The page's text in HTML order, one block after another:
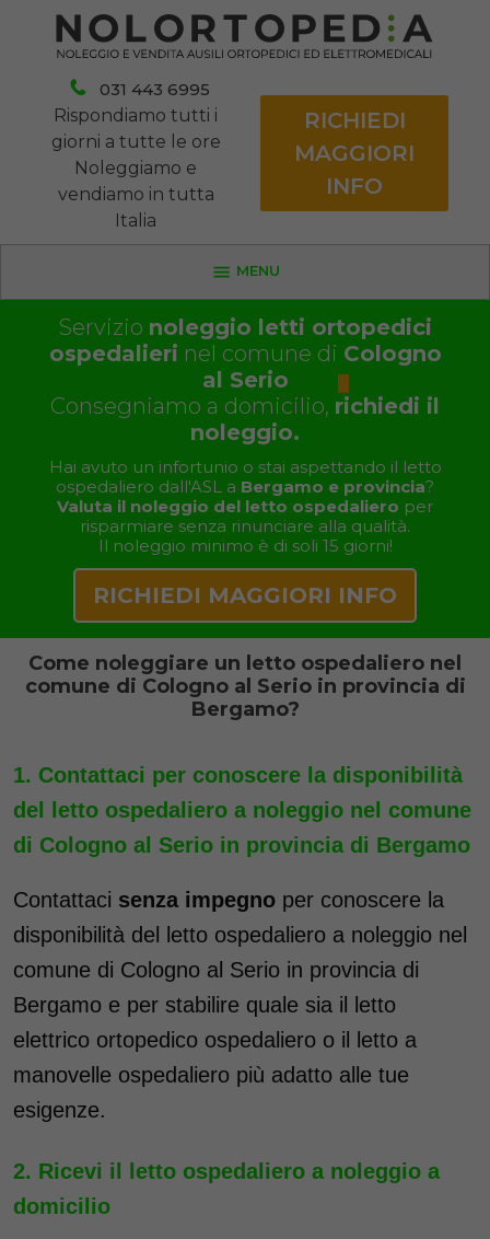
031 443 6995
Rispondiamo tutti i
giorni a tutte le ore
Noleggiamo e
vendiamo in tutta
Italia
RICHIEDI
MAGGIORI
INFO
MENU
Servizio noleggio letti ortopedici
ospedalieri nel comune di Cologno
al Serio
Consegniamo a domicilio, richiedi il
noleggio.
Hai avuto un infortunio o stai aspettando il letto
ospedaliero dall'ASL a Bergamo e provincia?
Valuta il noleggio del letto ospedaliero per
risparmiare senza rinunciare alla qualità.
Il noleggio minimo è di soli 15 giorni!
RICHIEDI MAGGIORI INFO
Come noleggiare un letto ospedaliero nel
comune di Cologno al Serio in provincia di
Bergamo?
Contattaci per conoscere la disponibilità
del letto ospedaliero a noleggio nel comune
di Cologno al Serio in provincia di Bergamo
Contattaci senza impegno per conoscere la
disponibilità del letto ospedaliero a noleggio nel
comune di Cologno al Serio in provincia di
Bergamo e per stabilire quale sia il letto
elettrico ortopedico ospedaliero o il letto a
manovelle ospedaliero più adatto alle tue
esigenze.
Ricevi il letto ospedaliero a noleggio a
domicilio